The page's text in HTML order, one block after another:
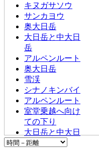
キヌガサソウ
サンカヨウ
奥大日岳
大日岳と中大日
岳
アルペンルート
奥大日岳
雪渓
シナノキンバイ
アルペンルート
室堂乗越へ向け
ての下り
大日岳と中大日
岳